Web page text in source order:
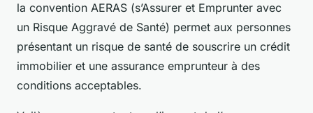
la convention AERAS (s’Assurer et Emprunter avec
un Risque Aggravé de Santé) permet aux personnes
présentant un risque de santé de souscrire un crédit
immobilier et une assurance emprunteur à des
conditions acceptables.